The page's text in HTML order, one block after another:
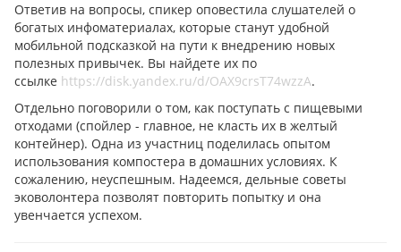
Ответив на вопросы, спикер оповестила слушателей о
богатых инфоматериалах, которые станут удобной
мобильной подсказкой на пути к внедрению новых
полезных привычек. Вы найдете их по
ссылке https://disk.yandex.ru/d/OAX9crsT74wzzA.
Отдельно поговорили о том, как поступать с пищевыми
отходами (спойлер - главное, не класть их в желтый
контейнер). Одна из участниц поделилась опытом
использования компостера в домашних условиях. К
сожалению, неуспешным. Надеемся, дельные советы
эковолонтера позволят повторить попытку и она
увенчается успехом.